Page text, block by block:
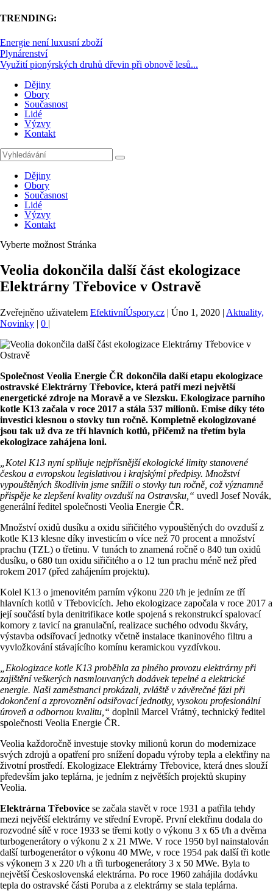
TRENDING:
Energie není luxusní zboží
Plynárenství
Využití pionýrských druhů dřevin při obnově lesů...
Dějiny
Obory
Současnost
Lidé
Výzvy
Kontakt
Dějiny
Obory
Současnost
Lidé
Výzvy
Kontakt
Vyberte možnost Stránka
Veolia dokončila další část ekologizace
Elektrárny Třebovice v Ostravě
Zveřejněno uživatelem EfektivníÚspory.cz | Úno 1, 2020 | Aktuality,
Novinky | 0 |
Společnost Veolia Energie ČR dokončila další etapu ekologizace
ostravské Elektrárny Třebovice, která patří mezi největší
energetické zdroje na Moravě a ve Slezsku. Ekologizace parního
kotle K13 začala v roce 2017 a stála 537 milionů. Emise díky této
investici klesnou o stovky tun ročně. Kompletně ekologizované
jsou tak už dva ze tří hlavních kotlů, přičemž na třetím byla
ekologizace zahájena loni.
„Kotel K13 nyní splňuje nejpřísnější ekologické limity stanovené
českou a evropskou legislativou i krajskými předpisy. Množství
vypouštěných škodlivin jsme snížili o stovky tun ročně, což významně
přispěje ke zlepšení kvality ovzduší na Ostravsku,“ uvedl Josef Novák,
generální ředitel společnosti Veolia Energie ČR.
Množství oxidů dusíku a oxidu siřičitého vypouštěných do ovzduší z
kotle K13 klesne díky investicím o více než 70 procent a množství
prachu (TZL) o třetinu. V tunách to znamená ročně o 840 tun oxidů
dusíku, o 680 tun oxidu siřičitého a o 12 tun prachu méně než před
rokem 2017 (před zahájením projektu).
Kolel K13 o jmenovitém parním výkonu 220 t/h je jedním ze tří
hlavních kotlů v Třebovicích. Jeho ekologizace započala v roce 2017 a
její součástí byla denitrifikace kotle spojená s rekonstrukcí spalovací
komory z tavicí na granulační, realizace suchého odvodu škváry,
výstavba odsiřovací jednotky včetně instalace tkaninového filtru a
vyvložkování stávajícího komínu keramickou vyzdívkou.
„Ekologizace kotle K13 proběhla za plného provozu elektrárny při
zajištění veškerých nasmlouvaných dodávek tepelné a elektrické
energie. Naši zaměstnanci prokázali, zvláště v závěrečné fázi při
dokončení a zprovoznění odsiřovací jednotky, vysokou profesionální
úroveň a odbornou kvalitu,“ doplnil Marcel Vrátný, technický ředitel
společnosti Veolia Energie ČR.
Veolia každoročně investuje stovky milionů korun do modernizace
svých zdrojů a opatření pro snížení dopadu výroby tepla a elektřiny na
životní prostředí. Ekologizace Elektrárny Třebovice, která dnes slouží
především jako teplárna, je jedním z největších projektů skupiny
Veolia.
Elektrárna Třebovice se začala stavět v roce 1931 a patřila tehdy
mezi největší elektrárny ve střední Evropě. První elektřinu dodala do
rozvodné sítě v roce 1933 se třemi kotly o výkonu 3 x 65 t/h a dvěma
turbogenerátory o výkonu 2 x 21 MWe. V roce 1950 byl nainstalován
další turbogenerátor o výkonu 40 MWe, v roce 1954 pak další tři kotle
s výkonem 3 x 220 t/h a tři turbogenerátory 3 x 50 MWe. Byla to
největší Československá elektrárna. Po roce 1960 zahájila dodávku
tepla do ostravské části Poruba a z elektrárny se stala teplárna.